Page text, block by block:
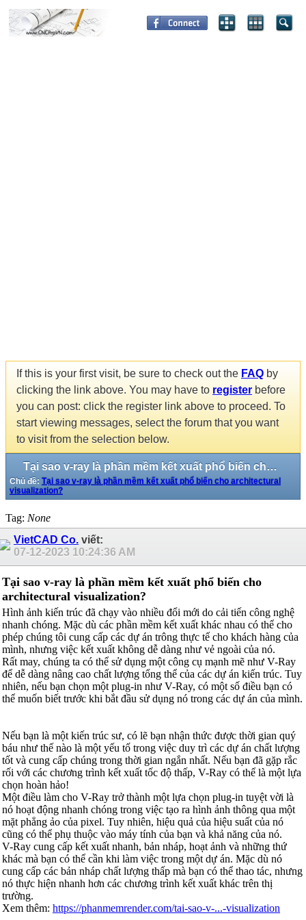
If this is your first visit, be sure to check out the FAQ by
clicking the link above. You may have to register before
you can post: click the register link above to proceed. To
start viewing messages, select the forum that you want
to visit from the selection below.
Tại sao v-ray là phần mềm kết xuất phổ biến cho architectural visualization?
Chủ đề: Tại sao v-ray là phần mềm kết xuất phổ biến cho architectural
visualization?
Tag: None
VietCAD Co. viết:
07-12-2023 10:24:36 AM
Tại sao v-ray là phần mềm kết xuất phổ biến cho
architectural visualization?
Hình ảnh kiến trúc đã chạy vào nhiều đổi mới do cải tiến công nghệ
nhanh chóng. Mặc dù các phần mềm kết xuất khác nhau có thể cho
phép chúng tôi cung cấp các dự án trông thực tế cho khách hàng của
mình, nhưng việc kết xuất không dễ dàng như vẻ ngoài của nó.
Rất may, chúng ta có thể sử dụng một công cụ mạnh mẽ như V-Ray
để dễ dàng nâng cao chất lượng tổng thể của các dự án kiến trúc. Tuy
nhiên, nếu bạn chọn một plug-in như V-Ray, có một số điều bạn có
thể muốn biết trước khi bắt đầu sử dụng nó trong các dự án của mình.
Nếu bạn là một kiến trúc sư, có lẽ bạn nhận thức được thời gian quý
báu như thế nào là một yếu tố trong việc duy trì các dự án chất lượng
tốt và cung cấp chúng trong thời gian ngắn nhất. Nếu bạn đã gặp rắc
rối với các chương trình kết xuất tốc độ thấp, V-Ray có thể là một lựa
chọn hoàn hảo!
Một điều làm cho V-Ray trở thành một lựa chọn plug-in tuyệt vời là
nó hoạt động nhanh chóng trong việc tạo ra hình ảnh thông qua một
mặt phẳng ảo của pixel. Tuy nhiên, hiệu quả của hiệu suất của nó
cũng có thể phụ thuộc vào máy tính của bạn và khả năng của nó.
V-Ray cung cấp kết xuất nhanh, bản nháp, hoạt ảnh và những thứ
khác mà bạn có thể cần khi làm việc trong một dự án. Mặc dù nó
cung cấp các bản nháp chất lượng thấp mà bạn có thể thao tác, nhưng
nó thực hiện nhanh hơn các chương trình kết xuất khác trên thị
trường.
Xem thêm: https://phanmemrender.com/tai-sao-v-...-visualization